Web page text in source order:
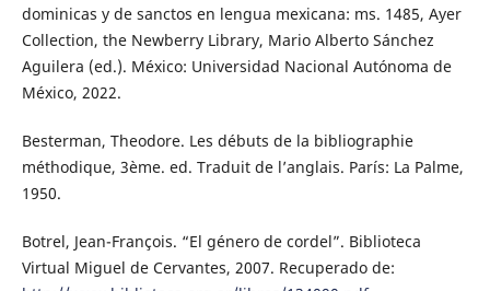
dominicas y de sanctos en lengua mexicana: ms. 1485, Ayer
Collection, the Newberry Library, Mario Alberto Sánchez
Aguilera (ed.). México: Universidad Nacional Autónoma de
México, 2022.
Besterman, Theodore. Les débuts de la bibliographie
méthodique, 3ème. ed. Traduit de l’anglais. París: La Palme,
1950.
Botrel, Jean-François. “El género de cordel”. Biblioteca
Virtual Miguel de Cervantes, 2007. Recuperado de: